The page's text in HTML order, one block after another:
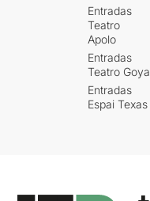
Entradas
Teatro
Apolo
Entradas
Teatro Goya
Entradas
Espai Texas